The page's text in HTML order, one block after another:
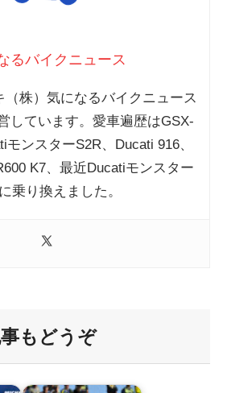
るバイクニュース
（株）気になるバイクニュース
しています。愛車遍歴はGSX-
モンスターS2R、Ducati 916、
K7、最近Ducatiモンスター
乗り換えました。
もどうぞ